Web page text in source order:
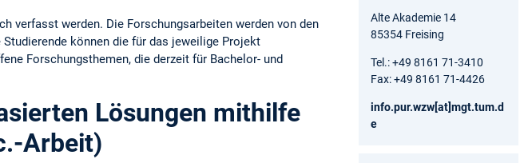
verfasst werden. Die Forschungsarbeiten werden von den
können die für das jeweilige Projekt
Forschungsthemen, die derzeit für Bachelor- und
Lösungen mithilfe
Arbeit)
Alte Akademie 14
85354 Freising
Tel.: +49 8161 71-3410
Fax: +49 8161 71-4426
info.pur.wzw[at]mgt.tum.d
e